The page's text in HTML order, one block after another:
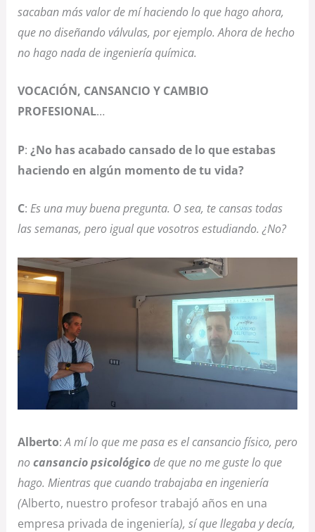
sacaban más valor de mí haciendo lo que hago ahora,
que no diseñando válvulas, por ejemplo. Ahora de hecho
no hago nada de ingeniería química.
VOCACIÓN, CANSANCIO Y CAMBIO
PROFESIONAL…
P: ¿No has acabado cansado de lo que estabas
haciendo en algún momento de tu vida?
C: Es una muy buena pregunta. O sea, te cansas todas
las semanas, pero igual que vosotros estudiando. ¿No?
Alberto:A mí lo que me pasa es el cansancio físico, pero
nocansancio psicológicode que no me guste lo que
hago. Mientras que cuando trabajaba en ingeniería
(Alberto, nuestro profesor trabajó años en una
empresa privada de ingeniería), sí que llegaba y decía,